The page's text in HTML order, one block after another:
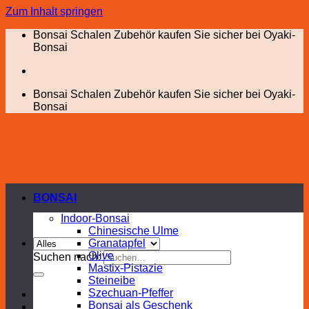
Zum Inhalt springen
Bonsai Schalen Zubehör kaufen Sie sicher bei Oyaki-
Bonsai
Bonsai Schalen Zubehör kaufen Sie sicher bei Oyaki-
Bonsai
Suchen nach:
BONSAI
Indoor-Bonsai
Chinesische Ulme
Granatapfel
Olive
Mastix-Pistazie
Steineibe
Szechuan-Pfeffer
Bonsai als Geschenk